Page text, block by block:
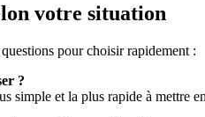
votre situation
pour choisir rapidement :
?
simple et la plus rapide à mettre